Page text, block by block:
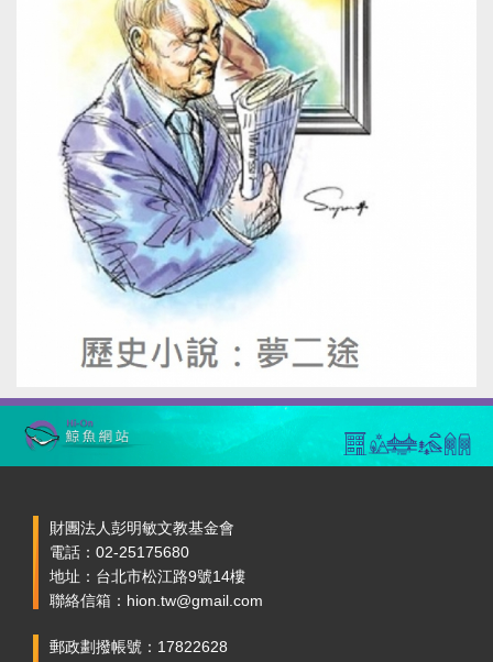
財團法人彭明敏文教基金會
電話：02-25175680
地址：台北市松江路9號14樓
聯絡信箱：hion.tw@gmail.com
郵政劃撥帳號：17822628